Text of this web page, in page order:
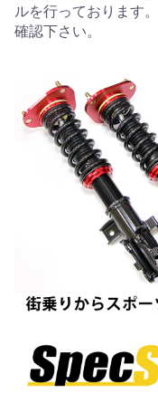
ルを行っております
確認下さい。